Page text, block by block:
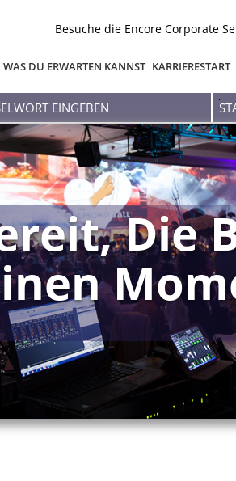
Besuche die Encore Corporate
WAS DU ERWARTEN KANNST KARRIERESTART
Die